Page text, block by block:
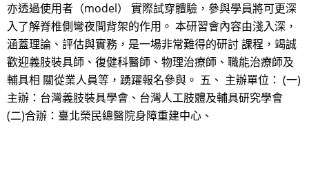
亦透過使用者（model） 實際試穿體驗，參與學員將可更深
入了解脊椎側彎夜間背架的作用。 本研習會內容由淺入深，
涵蓋理論、評估與實務，是一場非常難得的研討 課程，竭誠
歡迎義肢裝具師、復健科醫師、物理治療師、職能治療師及
輔具相 關從業人員等，踴躍報名參與。 五、 主辦單位： (一)
主辦：台灣義肢裝具學會、台灣人工肢體及輔具研究學會
(二)合辦：臺北榮民總醫院身障重建中心、